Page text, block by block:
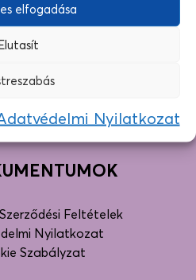
elfogadása
Nyilatkozat
Feltételek
Nyilatkozat
Szabályzat